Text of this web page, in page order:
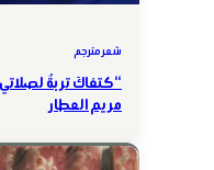
شعر مترجم
“كتفاكَ تربةٌ
مريم العطار